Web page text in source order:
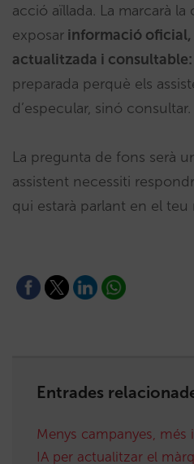
acció aïllada. La marcarà la
exposar informació
actualitzada i consultable:
preparada perquè els
d’especular, sinó consultar.
La pregunta de fons serà
assistent necessiti
qui estarà parlant en el teu
Entrades
Menys campanyes, més
IA per actualitzar el